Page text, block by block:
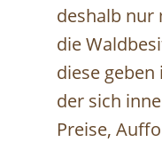
deshalb nur
die
diese
der sich
Preise,